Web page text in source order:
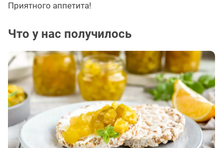
Приятного аппетита!
Что у нас получилось